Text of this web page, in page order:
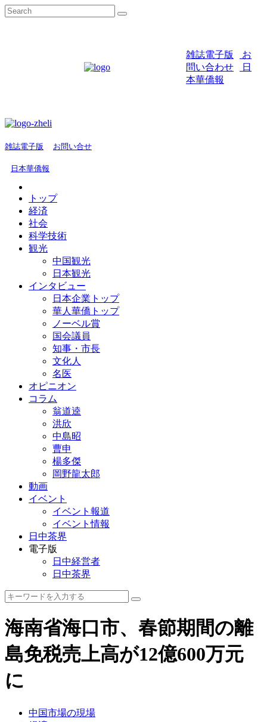
雑誌電子版
お
問い合わせ
日
本華僑報
雑誌電子版 お問い合せ
日本華僑報
トップ
経済
社会
科学技術
観光
中国観光
日本観光
インタビュー
日本企業トップ
華人華僑トップ
ノーベル賞
国会議員
知事・市長
文化人
名医
オピニオン
コラム
翁道逵
洪欣
中島昭
曹申
楊多傑
岡野龍太郎
動画
イベント
イベント報道
イベント情報
日中茶界
電子版
日中経営者
日中茶界
海南省海口市、春節期間の離
島免税売上高が12億600万元
に
中国市場の現場